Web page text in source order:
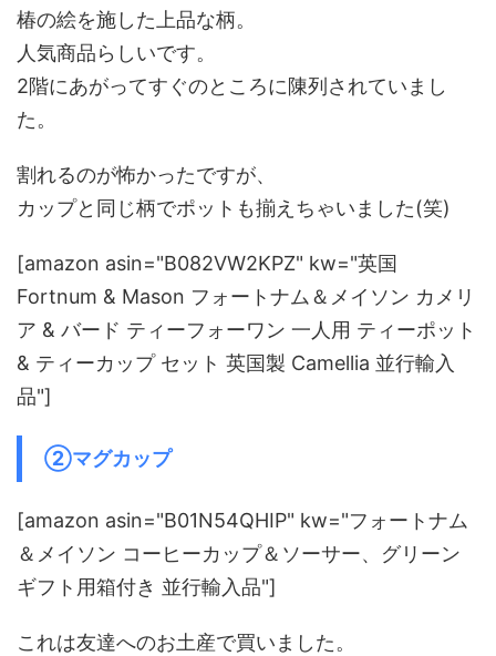
椿の絵を施した上品な柄。
人気商品らしいです。
2階にあがってすぐのところに陳列されていまし
た。
割れるのが怖かったですが、
カップと同じ柄でポットも揃えちゃいました(笑)
[amazon asin="B082VW2KPZ" kw="英国
Fortnum & Mason フォートナム＆メイソン カメリ
ア & バード ティーフォーワン 一人用 ティーポット
& ティーカップ セット 英国製 Camellia 並行輸入
品"]
②マグカップ
[amazon asin="B01N54QHIP" kw="フォートナム
＆メイソン コーヒーカップ＆ソーサー、グリーン
ギフト用箱付き 並行輸入品"]
これは友達へのお土産で買いました。